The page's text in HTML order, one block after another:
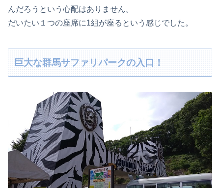
んだろうという心配はありません。
だいたい１つの座席に1組が座るという感じでした。
巨大な群馬サファリパークの入口！